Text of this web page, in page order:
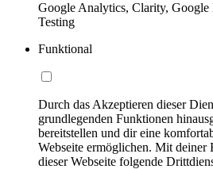
Google Analytics, Clarity,
Testing
Funktional
Durch das Akzeptieren dieser
grundlegenden Funktionen
bereitstellen und dir eine
Webseite ermöglichen. Mit
dieser Webseite folgende